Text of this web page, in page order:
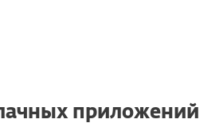
приложений